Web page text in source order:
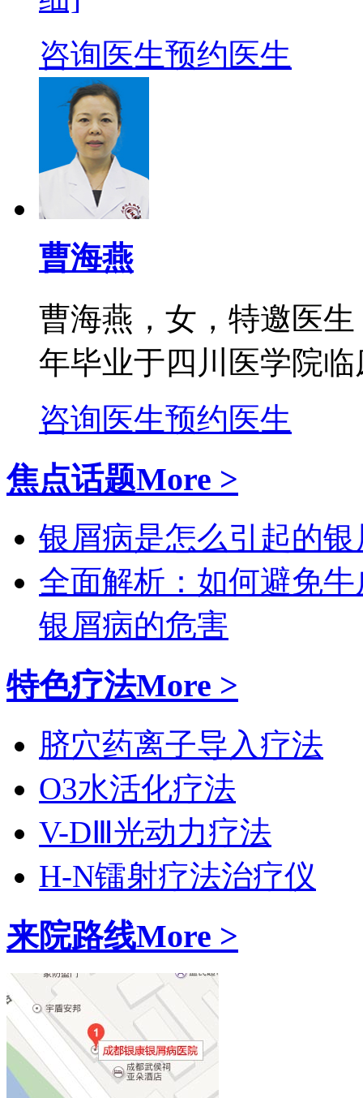
咨询医生预约医生
曹海燕
曹海燕，女，特邀医
年毕业于四川医学院
咨询医生预约医生
焦点话题More >
银屑病是怎么引起的银
全面解析：如何避免
银屑病的危害
特色疗法More >
脐穴药离子导入疗法
O3水活化疗法
V-DⅢ光动力疗法
H-N镭射疗法治疗仪
来院路线More >